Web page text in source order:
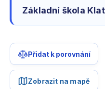
Základní škola
Přidat k porovnání
Zobrazit na mapě